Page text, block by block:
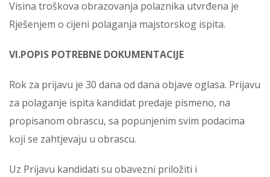
Visina troškova obrazovanja polaznika utvrđena je
Rješenjem o cijeni polaganja majstorskog ispita.
VI.POPIS POTREBNE DOKUMENTACIJE
Rok za prijavu je 30 dana od dana objave oglasa. Prijavu
za polaganje ispita kandidat predaje pismeno, na
propisanom obrascu, sa popunjenim svim podacima
koji se zahtjevaju u obrascu.
Uz Prijavu kandidati su obavezni priložiti i